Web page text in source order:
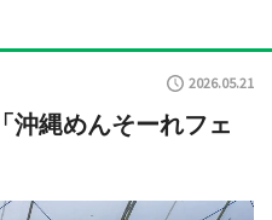
2026.05.21
沖縄めんそーれフェ